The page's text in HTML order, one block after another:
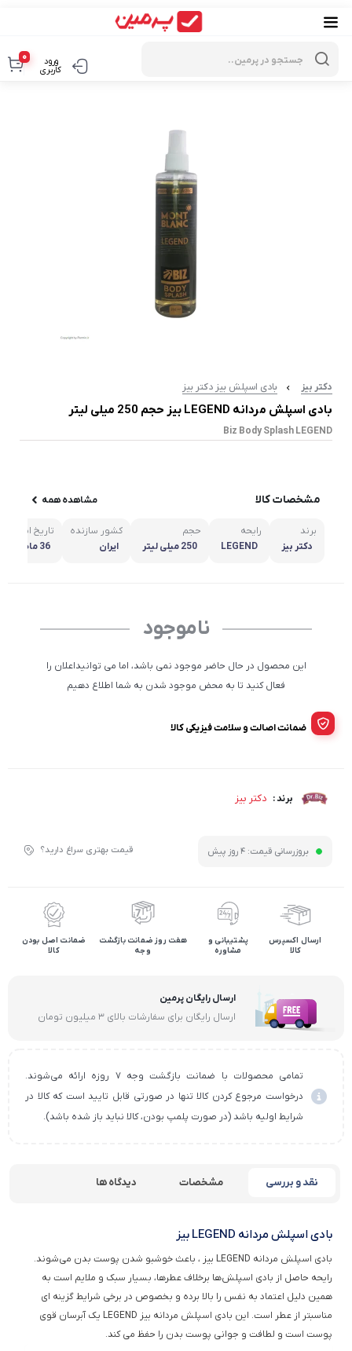
ورود
کاربری
0
دکتر بیز بادی اسپلش بیز دکتر بیز
بادی اسپلش مردانه LEGEND بیز حجم 250 میلی لیتر
Biz Body Splash LEGEND
مشخصات کالا مشاهده همه
برند
دکتر بیز
رایحه
LEGEND
حجم
250 میلی لیتر
کشور سازنده
ایران
تاریخ انقضاء
36 ماه پس از تولید
ناموجود
این محصول در حال حاضر موجود نمی باشد، اما می توانیداعلان را
فعال کنید تا به محض موجود شدن به شما اطلاع دهیم
ضمانت اصالت و سلامت فیزیکی کالا
برند : دکتر بیز
بروزرسانی قیمت: 4 روز پیش قیمت بهتری سراغ دارید؟
ارسال اکسپرس
کالا
پشتیبانی و
مشاوره
هفت روز ضمانت بازگشت
وجه
ضمانت اصل بودن
کالا
ارسال رایگان پرمین
ارسال رایگان برای سفارشات بالای ۳ میلیون تومان
تمامی محصولات با ضمانت بازگشت وجه ۷ روزه ارائه می‌شوند.
درخواست مرجوع کردن کالا تنها در صورتی قابل تایید است که کالا در
شرایط اولیه باشد (در صورت پلمپ بودن، کالا نباید باز شده باشد).
نقد و بررسی مشخصات دیدگاه ها
بادی اسپلش مردانه LEGEND بیز
بادی اسپلش مردانه LEGEND بیز ، باعث خوشبو شدن پوست بدن می‌شوند.
رایحه حاصل از بادی اسپلش‌ها برخلاف عطرها، بسیار سبک و ملایم است به
همین دلیل اعتماد به نفس را بالا برده و بخصوص در برخی شرایط گزینه ای
مناسبتر از عطر است. این بادی اسپلش مردانه بیز LEGEND یک آبرسان قوی
پوست است و لطافت و جوانی پوست بدن را حفظ می کند.